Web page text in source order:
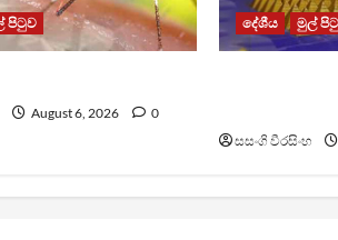
පිටුව
August 6, 2026 0
දේශීය මුල්
සසංගි වීරසිංහ